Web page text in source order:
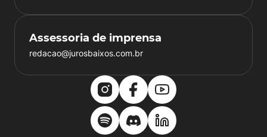
Assessoria de imprensa
redacao@jurosbaixos.com.br